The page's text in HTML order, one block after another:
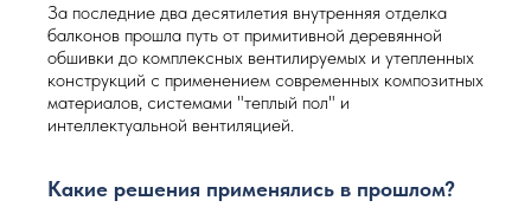
За последние два десятилетия внутренняя отделка
балконов прошла путь от примитивной деревянной
обшивки до комплексных вентилируемых и утепленных
конструкций с применением современных композитных
материалов, системами "теплый пол" и
интеллектуальной вентиляцией.
Какие решения применялись в прошлом?